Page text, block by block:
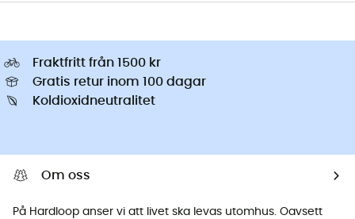
Fraktfritt från 1500 kr
Gratis retur inom 100 dagar
Koldioxidneutralitet
Om oss
På Hardloop anser vi att livet ska levas utomhus. Oavsett